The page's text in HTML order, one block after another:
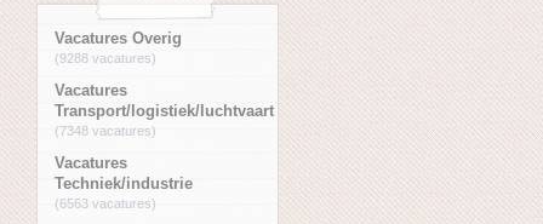
Vacatures Overig
(9288 vacatures)
Vacatures
Transport/logistiek/luchtvaart
(7348 vacatures)
Vacatures
Techniek/industrie
(6563 vacatures)